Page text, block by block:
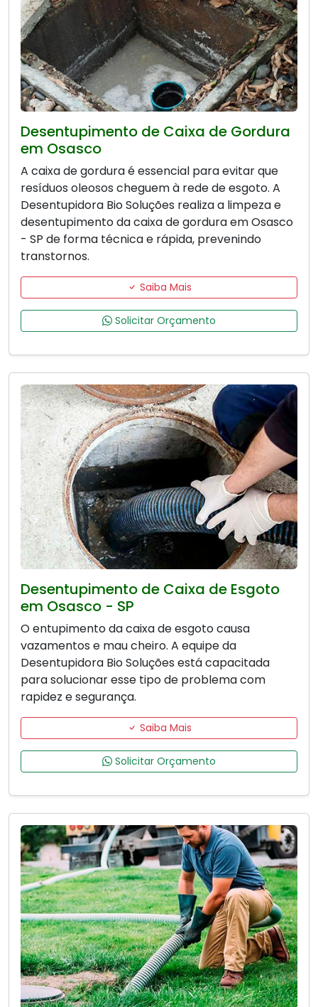
Desentupimento de Caixa de Gordura
em Osasco
A caixa de gordura é essencial para evitar que
resíduos oleosos cheguem à rede de esgoto. A
Desentupidora Bio Soluções realiza a limpeza e
desentupimento da caixa de gordura em Osasco
- SP de forma técnica e rápida, prevenindo
transtornos.
Saiba Mais
Solicitar Orçamento
Desentupimento de Caixa de Esgoto
em Osasco - SP
O entupimento da caixa de esgoto causa
vazamentos e mau cheiro. A equipe da
Desentupidora Bio Soluções está capacitada
para solucionar esse tipo de problema com
rapidez e segurança.
Saiba Mais
Solicitar Orçamento